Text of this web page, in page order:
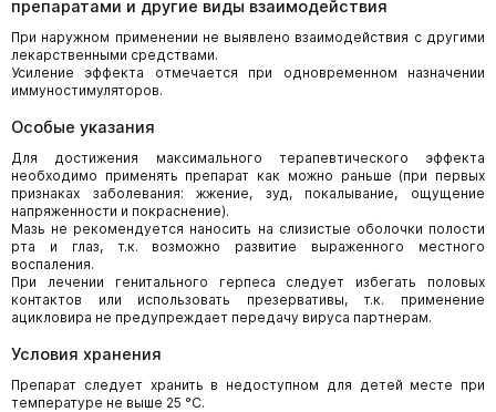
препаратами и другие виды взаимодействия
При наружном применении не выявлено взаимодействия с другими
лекарственными средствами.
Усиление эффекта отмечается при одновременном назначении
иммуностимуляторов.
Особые указания
Для достижения максимального терапевтического эффекта
необходимо применять препарат как можно раньше (при первых
признаках заболевания: жжение, зуд, покалывание, ощущение
напряженности и покраснение).
Мазь не рекомендуется наносить на слизистые оболочки полости
рта и глаз, т.к. возможно развитие выраженного местного
воспаления.
При лечении генитального герпеса следует избегать половых
контактов или использовать презервативы, т.к. применение
ацикловира не предупреждает передачу вируса партнерам.
Условия хранения
Препарат следует хранить в недоступном для детей месте при
температуре не выше 25 °С.